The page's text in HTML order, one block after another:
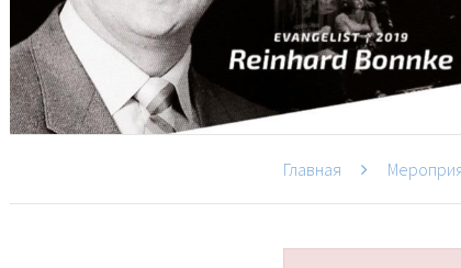
Главная